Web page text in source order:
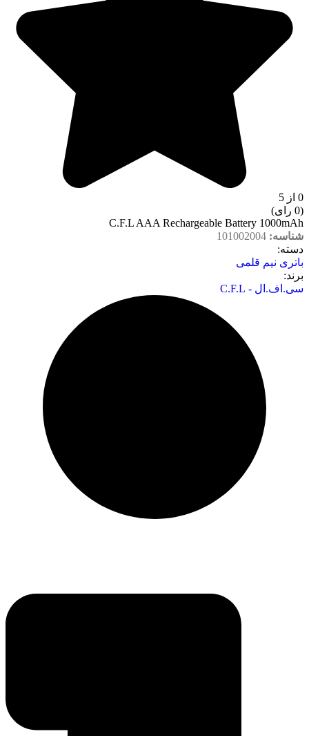
0 از 5
(0 رای)
C.F.L AAA Rechargeable Battery 1000mAh
شناسه: 101002004
دسته‌:
باتری نیم قلمی
برند:
سی‌.اف‌.ال - C.F.L